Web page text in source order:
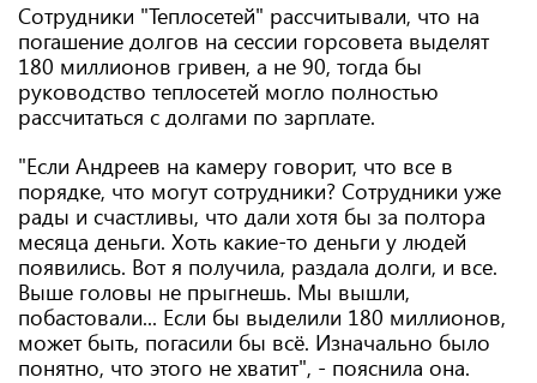
Сотрудники "Теплосетей" рассчитывали, что на
погашение долгов на сессии горсовета выделят
180 миллионов гривен, а не 90, тогда бы
руководство теплосетей могло полностью
рассчитаться с долгами по зарплате.
"Если Андреев на камеру говорит, что все в
порядке, что могут сотрудники? Сотрудники уже
рады и счастливы, что дали хотя бы за полтора
месяца деньги. Хоть какие-то деньги у людей
появились. Вот я получила, раздала долги, и все.
Выше головы не прыгнешь. Мы вышли,
побастовали... Если бы выделили 180 миллионов,
может быть, погасили бы всё. Изначально было
понятно, что этого не хватит", - пояснила она.